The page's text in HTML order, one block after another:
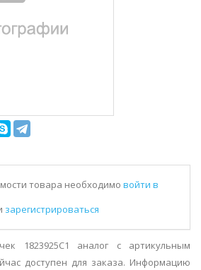
товара необходимо войти в
зарегистрироваться
1823925С1 аналог с артикульным
доступен для заказа. Информацию